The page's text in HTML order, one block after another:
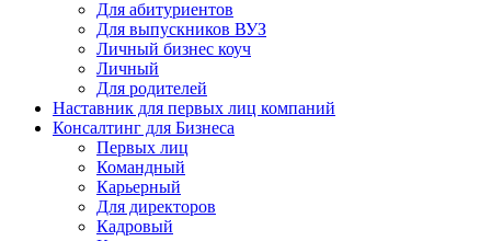
Для абитуриентов
Для выпускников ВУЗ
Личный бизнес коуч
Личный
Для родителей
Наставник для первых лиц компаний
Консалтинг для Бизнеса
Первых лиц
Командный
Карьерный
Для директоров
Кадровый